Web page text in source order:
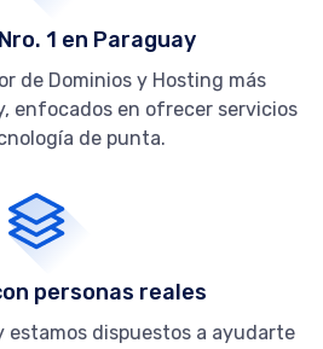
1 en Paraguay
de Dominios y Hosting más
enfocados en ofrecer servicios
de punta.
personas reales
estamos dispuestos a ayudarte